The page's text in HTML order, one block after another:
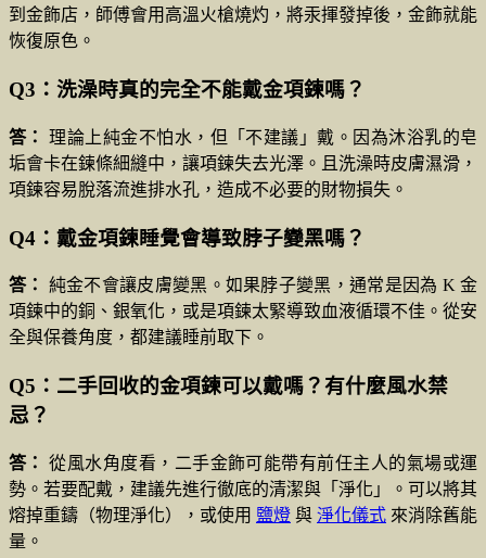
到金飾店，師傅會用高溫火槍燒灼，將汞揮發掉後，金飾就能
恢復原色。
Q3：洗澡時真的完全不能戴金項鍊嗎？
答：
理論上純金不怕水，但「不建議」戴。因為沐浴乳的皂
垢會卡在鍊條細縫中，讓項鍊失去光澤。且洗澡時皮膚濕滑，
項鍊容易脫落流進排水孔，造成不必要的財物損失。
Q4：戴金項鍊睡覺會導致脖子變黑嗎？
答：
純金不會讓皮膚變黑。如果脖子變黑，通常是因為 K 金
項鍊中的銅、銀氧化，或是項鍊太緊導致血液循環不佳。從安
全與保養角度，都建議睡前取下。
Q5：二手回收的金項鍊可以戴嗎？有什麼風水禁
忌？
答：
從風水角度看，二手金飾可能帶有前任主人的氣場或運
勢。若要配戴，建議先進行徹底的清潔與「淨化」。可以將其
熔掉重鑄（物理淨化），或使用 鹽燈 與 淨化儀式 來消除舊能
量。